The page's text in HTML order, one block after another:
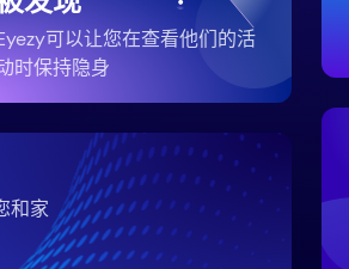
可以让您在查看他们的活
时保持隐身
和家